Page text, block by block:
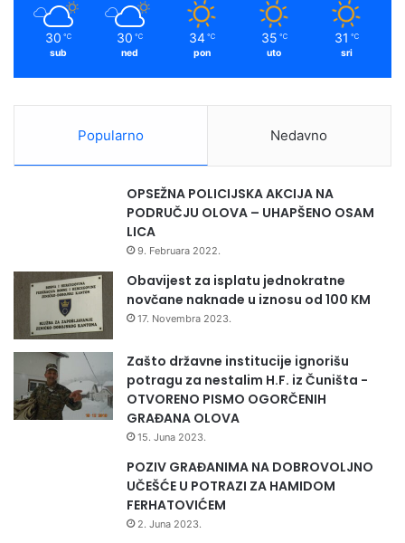
Intervju K. P
30 ℃
sub
30 ℃
ned
34 ℃
pon
35 ℃
uto
31 ℃
sri
Popularno Nedavno
OPSEŽNA POLICIJSKA AKCIJA NA
PODRUČJU OLOVA – UHAPŠENO OSAM
LICA
9. Februara 2022.
Obavijest za isplatu jednokratne
novčane naknade u iznosu od 100 KM
17. Novembra 2023.
Zašto državne institucije ignorišu
potragu za nestalim H.F. iz Čuništa -
OTVORENO PISMO OGORČENIH
GRAĐANA OLOVA
15. Juna 2023.
POZIV GRAĐANIMA NA DOBROVOLJNO
UČEŠĆE U POTRAZI ZA HAMIDOM
FERHATOVIĆEM
2. Juna 2023.